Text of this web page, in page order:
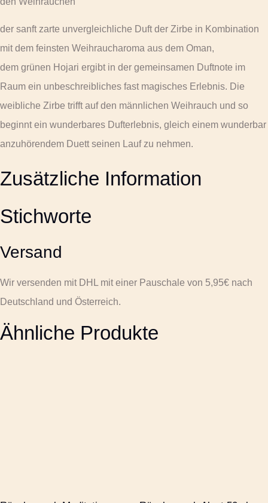
der sanft zarte unvergleichliche Duft der Zirbe in Kombination
mit dem feinsten Weihraucharoma aus dem Oman,
dem grünen Hojari ergibt in der gemeinsamen Duftnote im
Raum ein unbeschreibliches fast magisches Erlebnis. Die
weibliche Zirbe trifft auf den männlichen Weihrauch und so
beginnt ein wunderbares Dufterlebnis, gleich einem wunderbar
anzuhörendem Duett seinen Lauf zu nehmen.
Zusätzliche Information
Stichworte
Versand
Wir versenden mit DHL mit einer Pauschale von 5,95€ nach
Deutschland und Österreich.
Ähnliche Produkte